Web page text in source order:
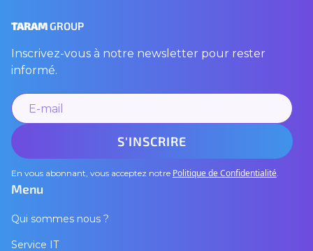
TARAMGROUP
Inscrivez-vous à notre newsletter pour rester
informé.
En vous abonnant, vous acceptez notre Politique de Confidentialité.
Menu
Qui sommes nous ?
Service IT